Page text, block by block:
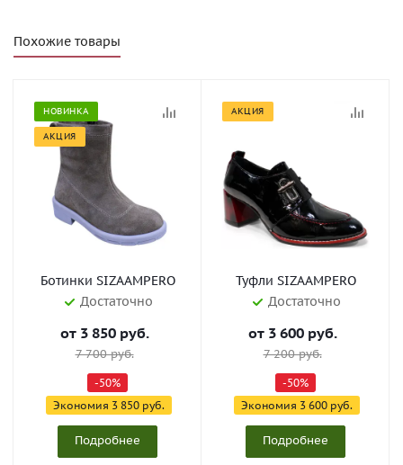
Похожие товары
НОВИНКА
АКЦИЯ
Ботинки SIZAAMPERO
Достаточно
от 3 850 руб.
7 700 руб.
-50%
Экономия 3 850 руб.
Подробнее
АКЦИЯ
Туфли SIZAAMPERO
Достаточно
от 3 600 руб.
7 200 руб.
-50%
Экономия 3 600 руб.
Подробнее